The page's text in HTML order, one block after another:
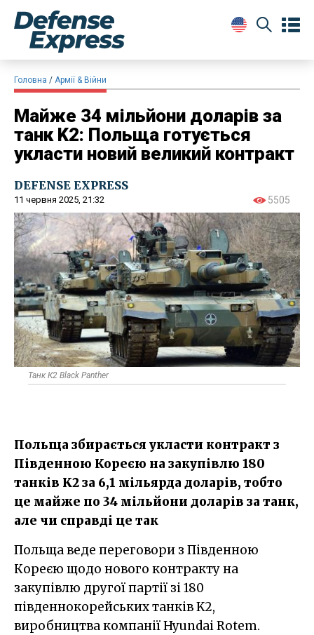
Головна Армії & Війни
Майже 34 мільйони доларів за
танк K2: Польща готується
укласти новий великий контракт
DEFENSE EXPRESS
11 червня 2025, 21:32 5505
Танк К2 Black Panther
Польща збирається укласти контракт з
Південною Кореєю на закупівлю 180
танків K2 за 6,1 мільярда доларів, тобто
це майже по 34 мільйони доларів за танк,
але чи справді це так
Польща веде переговори з Південною
Кореєю щодо нового контракту на
закупівлю другої партії зі 180
південнокорейських танків K2,
виробництва компанії Hyundai Rotem.